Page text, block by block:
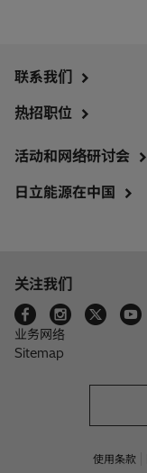
联系我们
热招职位
活动和网络研讨会
日立能源在中国
关注我们
业务网络
Sitemap
使用条款